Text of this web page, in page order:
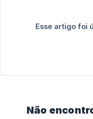
Esse artigo foi
Não